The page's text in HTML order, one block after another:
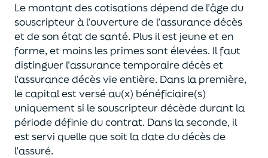
Le montant des cotisations dépend de l’âgedu
souscripteur à l’ouverture de l’assurance décès
et de son état de santé. Plus il est jeuneet en
forme, et moins les primes sont élevées. Il faut
distinguer l’assurance temporaire décès et
l’assurancedécèsvie entière. Dans la première,
le capital estversé au(x) bénéficiaire(s)
uniquementsi le souscripteur décède durant la
période définie du contrat. Dans la seconde, il
est servi quelle que soit la date du décès de
l’assuré.